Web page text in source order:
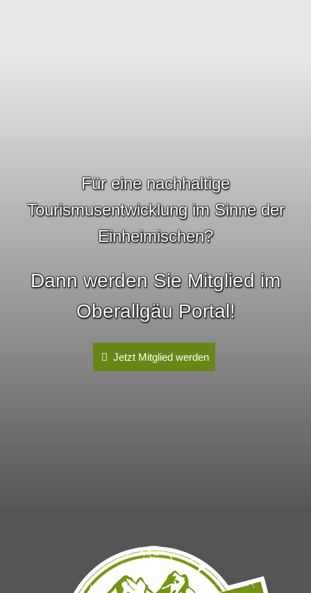
Für eine nachhaltige
Tourismusentwicklung im Sinne der
Einheimischen?
Dann werden Sie Mitglied im
Oberallgäu Portal!
Jetzt Mitglied werden